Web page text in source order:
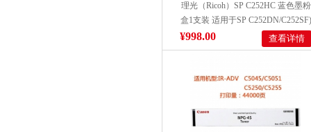
理光（Ricoh）SP C252HC 蓝色墨粉
盒1支装 适用于SP C252DN/C252SF)
¥998.00 查看详情